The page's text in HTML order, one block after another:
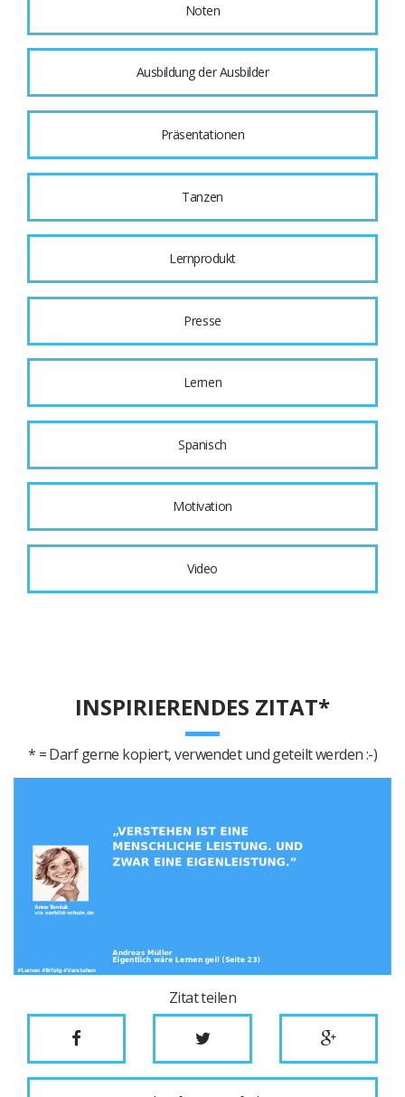
Noten
Ausbildung der Ausbilder
Präsentationen
Tanzen
Lernprodukt
Presse
Lernen
Spanisch
Motivation
Video
INSPIRIERENDES ZITAT*
* = Darf gerne kopiert, verwendet und geteilt werden :-)
Zitat teilen